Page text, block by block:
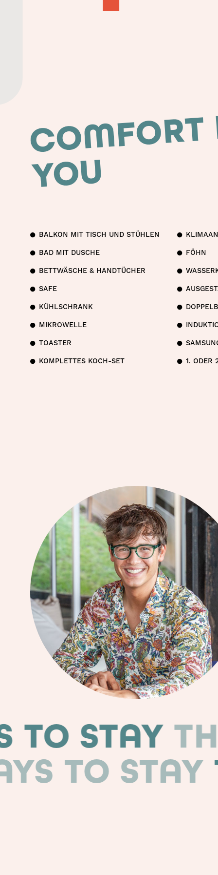
COMFORT
U
BALKON MIT TISCH UND STÜHLEN
BAD MIT DUSCHE FÖHN
BETTWÄSCHE & HANDTÜCHER
SAFE
KÜHLSCHRANK
MIKROWELLE
TOASTER
KOMPLETTES KOCH-SET 1. ODER
TO
STAY